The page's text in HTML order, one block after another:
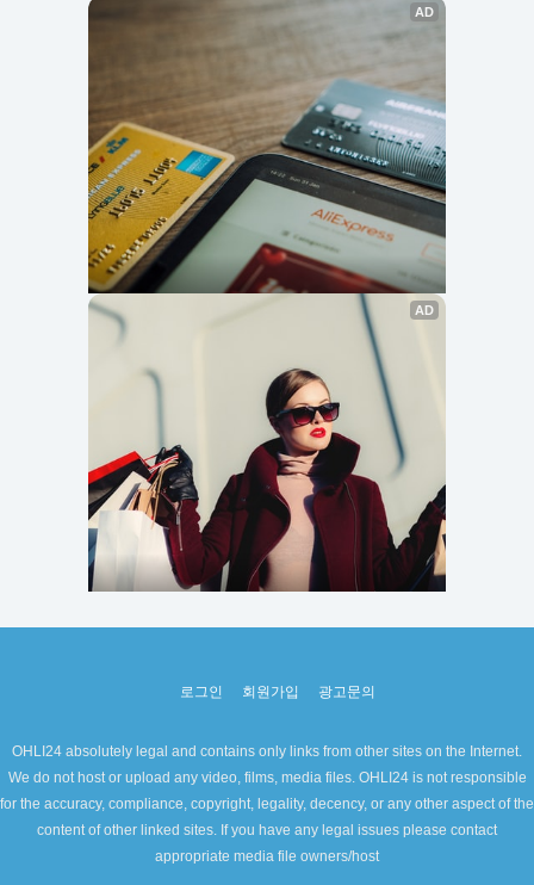
로그인 회원가입 광고문의
OHLI24 absolutely legal and contains only links from other sites on the Internet.
We do not host or upload any video, films, media files. OHLI24 is not responsible
for the accuracy, compliance, copyright, legality, decency, or any other aspect of the
content of other linked sites. If you have any legal issues please contact
appropriate media file owners/host